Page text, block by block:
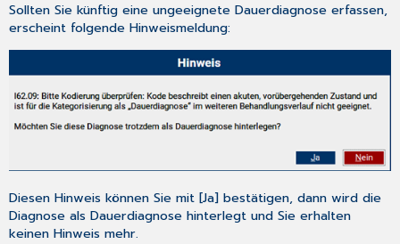
Sollten Sie künftig eine ungeeignete Dauerdiagnose erfassen,
erscheint folgende Hinweismeldung:
Diesen Hinweis können Sie mit [Ja] bestätigen, dann wird die
Diagnose als Dauerdiagnose hinterlegt und Sie erhalten
keinen Hinweis mehr.